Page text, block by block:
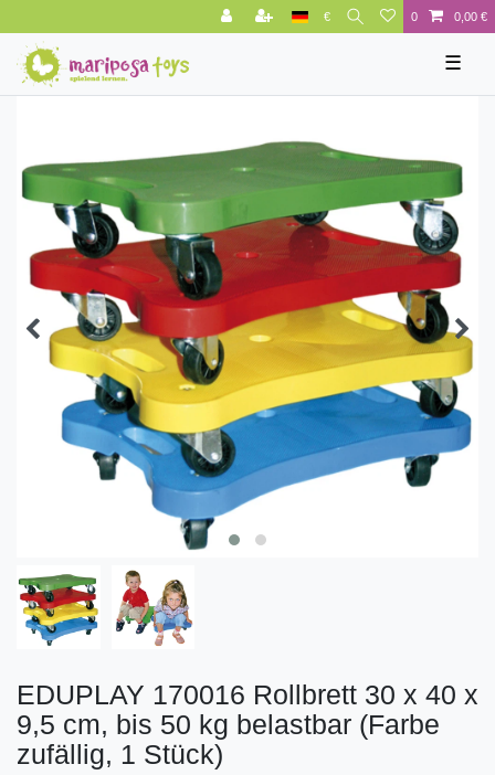
€ 0 0,00 €
☰
EDUPLAY 170016 Rollbrett 30 x 40 x
9,5 cm, bis 50 kg belastbar (Farbe
zufällig, 1 Stück)